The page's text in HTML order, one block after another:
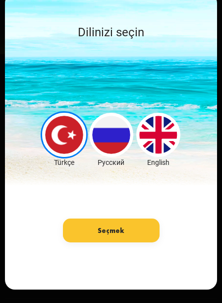
Скачай мобильное
приложение
любимого города
Скачать бесплатно
Dilinizi seçin
Türkçe Русский English
Seçmek